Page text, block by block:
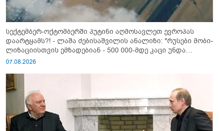
სექტემბერ-ოქტომბერში პუტინი აღმოსავლეთ ევროპას
დაარტყამს?! - ლაშა ძებისაშვილის ანალიზი: "რუსები მობი­
ლიზაციისთვის ემზადებიან - 500 000-მდე კაცი უნდა
გაიწვიონ ომში"
07.08.2026